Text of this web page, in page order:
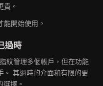
。
開始使用。
過時
紋管理多個帳戶，但在功能
。 其過時的介面和有限的更
擇。